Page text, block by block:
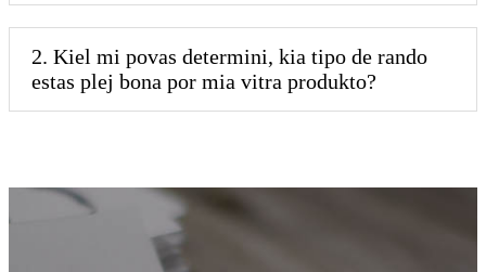
2. Kiel mi povas determini, kia tipo de rando
estas plej bona por mia vitra produkto?